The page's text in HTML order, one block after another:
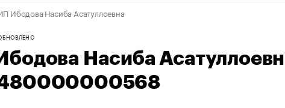
Ибодова Насиба Асатуллоевна
Насиба